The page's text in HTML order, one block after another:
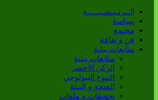
الــرئـيـسـيـــــة
سياسة
مجتمع
فن و ثقافة
متابعات بيئية
متابعات بيئية
الركن الأخضر
التنوع البيولوجي
الصحة و البيئة
تحقيقات و ملفات